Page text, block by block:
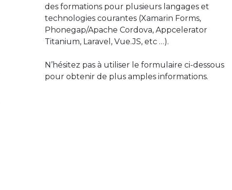
des formations pour plusieurs langages et
technologies courantes (Xamarin Forms,
Phonegap/Apache Cordova, Appcelerator
Titanium, Laravel, Vue.JS, etc …).
N’hésitez pas à utiliser le formulaire ci-dessous
pour obtenir de plus amples informations.